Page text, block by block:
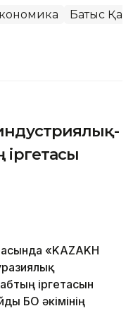
Батыс
«KAZAKH
іргетасын
БҚО әкімінің